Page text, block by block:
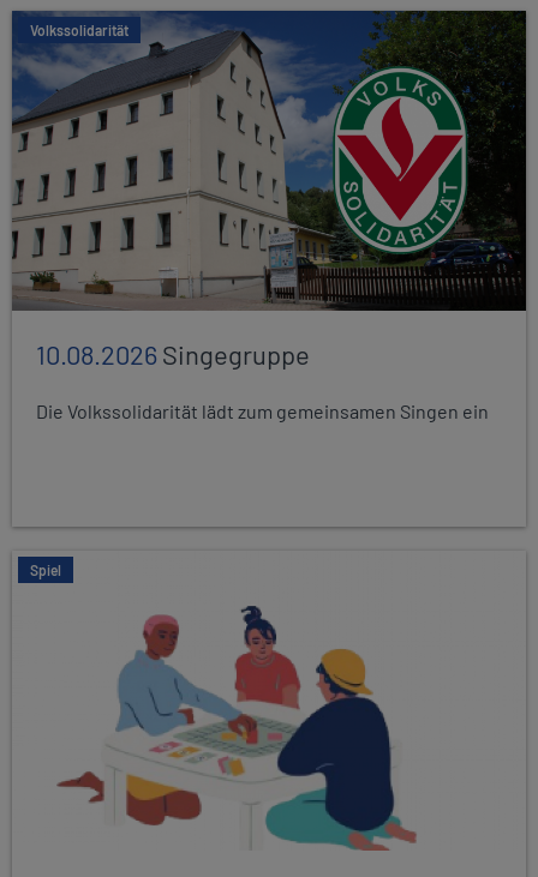
Volkssolidarität
10.08.2026Singegruppe
Die Volkssolidarität lädt zum gemeinsamen Singen ein
Spiel